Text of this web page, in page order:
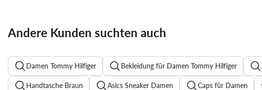
Andere Kunden suchten auch
Damen Tommy Hilfiger Bekleidung für Damen Tommy Hilfiger
Handtasche Braun Asics Sneaker Damen Caps für Damen